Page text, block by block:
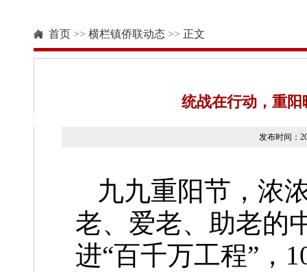
首页 >> 横栏镇侨联动态 >> 正文
统战在行动，重
发布时间：
九九重阳节，浓
老、爱老、助老的
进“百千万工程”，